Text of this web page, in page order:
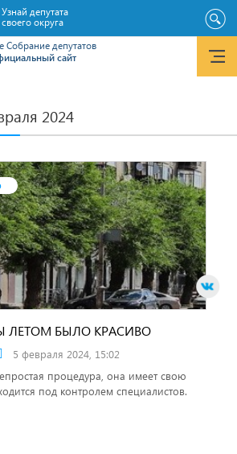
Cобрание депутатов
сайт
Узнай депутата
своего округа
2024
ЛЕТОМ БЫЛО КРАСИВО
5 февраля 2024, 15:02
процедура, она имеет свою
под контролем специалистов.